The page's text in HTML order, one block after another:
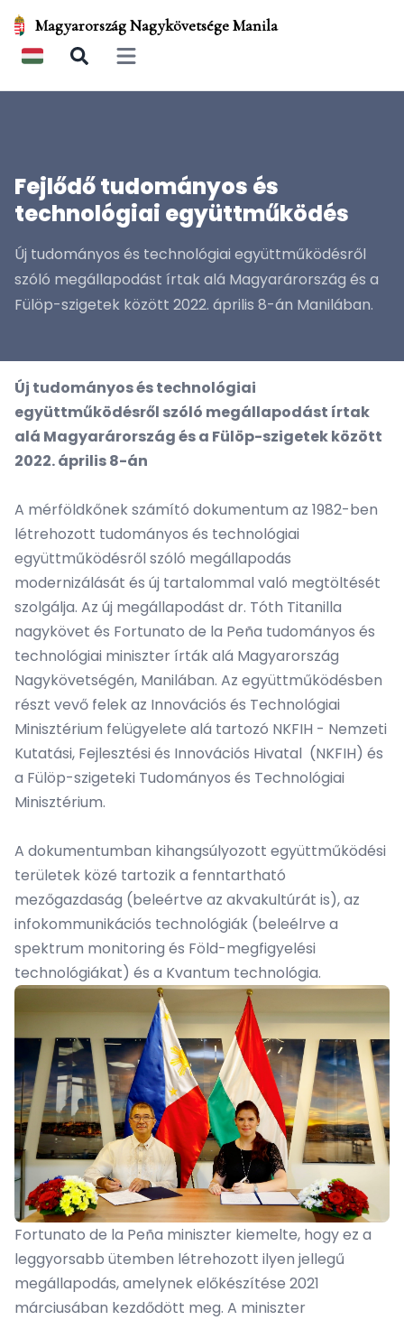
Magyarország Nagykövetsége Manila
Open main menu
Fejlődő tudományos és
technológiai együttműködés
Új tudományos és technológiai együttműködésről
szóló megállapodást írtak alá Magyarárország és a
Fülöp-szigetek között 2022. április 8-án Manilában.
Új tudományos és technológiai
együttműködésről szóló megállapodást írtak
alá Magyarárország és a Fülöp-szigetek között
2022. április 8-án
A mérföldkőnek számító dokumentum az 1982-ben
létrehozott tudományos és technológiai
együttműködésről szóló megállapodás
modernizálását és új tartalommal való megtöltését
szolgálja. Az új megállapodást dr. Tóth Titanilla
nagykövet és Fortunato de la Peña tudományos és
technológiai miniszter írták alá Magyarország
Nagykövetségén, Manilában. Az együttműködésben
részt vevő felek az Innovációs és Technológiai
Minisztérium felügyelete alá tartozó NKFIH - Nemzeti
Kutatási, Fejlesztési és Innovációs Hivatal (NKFIH) és
a Fülöp-szigeteki Tudományos és Technológiai
Minisztérium.
A dokumentumban kihangsúlyozott együttműködési
területek közé tartozik a fenntartható
mezőgazdaság (beleértve az akvakultúrát is), az
infokommunikációs technológiák (beleélrve a
spektrum monitoring és Föld-megfigyelési
technológiákat) és a Kvantum technológia.
Fortunato de la Peña miniszter kiemelte, hogy ez a
leggyorsabb ütemben létrehozott ilyen jellegű
megállapodás, amelynek előkészítése 2021
márciusában kezdődött meg. A miniszter